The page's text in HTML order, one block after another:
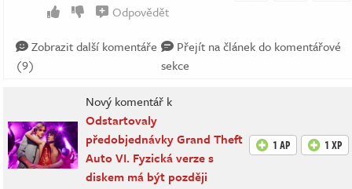
Odpovědět
Zobrazit další komentáře
(9)
Přejít na článek do komentářové
sekce
Nový komentář k
Odstartovaly
předobjednávky Grand Theft
Auto VI. Fyzická verze s
diskem má být později
1 AP 1 XP